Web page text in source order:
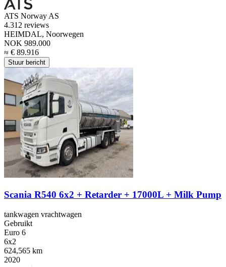
ATS Norway AS
4.312 reviews
HEIMDAL, Noorwegen
NOK 989.000
≈ € 89.916
Stuur bericht
Scania R540 6x2 + Retarder + 17000L + Milk Pump
tankwagen vrachtwagen
Gebruikt
Euro 6
6x2
624,565 km
2020